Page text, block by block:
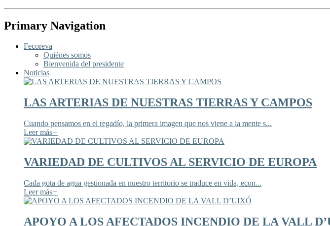
Primary Navigation
Fecoreva
Quiénes somos
Bienvenida del presidente
Noticias
LAS ARTERIAS DE NUESTRAS TIERRAS Y CAMPOS
Cuando pensamos en el regadío, la primera imagen que nos viene a la mente s...
Leer más+
VARIEDAD DE CULTIVOS AL SERVICIO DE EUROPA
Cada gota de agua gestionada en nuestro territorio se traduce en vida, econ...
Leer más+
APOYO A LOS AFECTADOS INCENDIO DE LA VALL